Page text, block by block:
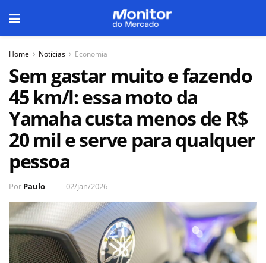
Home Notícias Economia
Sem gastar muito e fazendo
45 km/l: essa moto da
Yamaha custa menos de R$
20 mil e serve para qualquer
pessoa
Por Paulo 02/jan/2026